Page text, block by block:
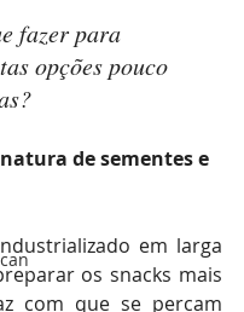
fazer para
opções pouco
de sementes e
em larga
os snacks mais
com que se percam